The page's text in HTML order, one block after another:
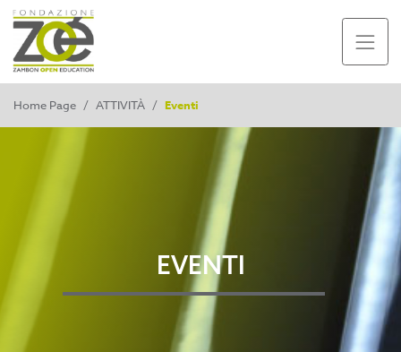
Home Page / ATTIVITÀ / Eventi
EVENTI